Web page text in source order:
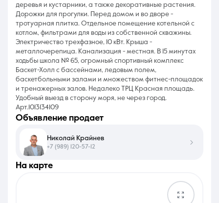
деревья и кустарники, а также декоративные растения.
Дорожки для прогулки. Перед домом и во дворе -
тротуарная плитка. Отдельное помещение котельной с
котлом, фильтрами для воды из собственной скважины.
Электричество трехфазное, 10 кВт. Крыша -
металлочерепица. Канализация - местная. В 15 минутах
ходьбы школа № 65, огромный спортивный комплекс
Баскет-Холл с бассейнами, ледовым полем,
баскетбольными залами и множеством фитнес-площадок
и тренажерных залов. Недалеко ТРЦ Красная площадь.
Удобный выезд в сторону моря, не через город.
Арт.1013134109
на карте
объявление продает
Николай Крайнев
+7 (989) 120-57-12